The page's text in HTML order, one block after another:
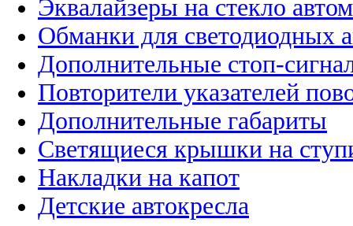
Эквалайзеры на стекло
Обманки для светодиодных
Дополнительные стоп-
Повторители указателей
Дополнительные габариты
Светящиеся крышки на
Накладки на капот
Детские автокресла